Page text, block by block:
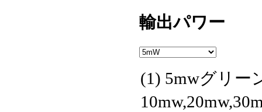
輸出パワー
(1) 5mwグリー